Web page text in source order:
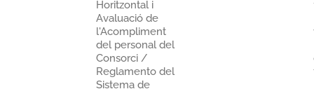
Horitzontal i
Avaluació de
l'Acompliment
del personal del
Consorci /
Reglamento del
Sistema de